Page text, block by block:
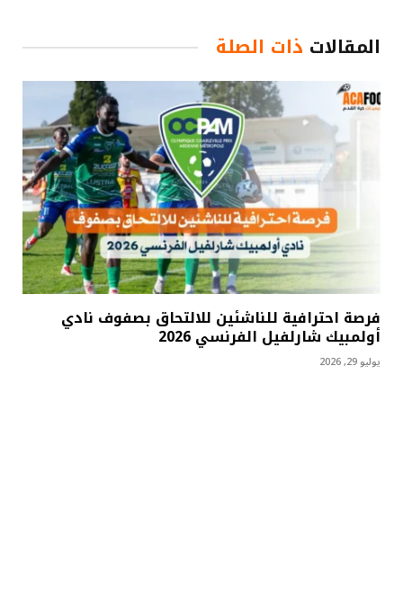
المقالات ذات الصلة
فرصة احترافية للناشئين للالتحاق بصفوف نادي
أولمبيك شارلفيل الفرنسي 2026
يوليو 29, 2026